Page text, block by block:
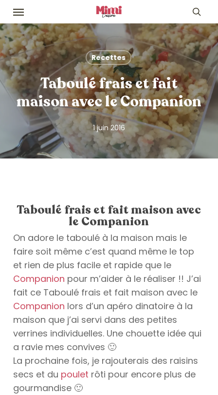
Skip
main
content
Menu
Recettes
Taboulé frais et fait
maison avec le Companion
1 juin 2016
Taboulé frais et fait maison avec
le Companion
On adore le taboulé à la maison mais le
faire soit même c’est quand même le top
et rien de plus facile et rapide que le
Companion pour m’aider à le réaliser !! J’ai
fait ce Taboulé frais et fait maison avec le
Companion lors d’un apéro dinatoire à la
maison que j’ai servi dans des petites
verrines individuelles. Une chouette idée qui
a ravie mes convives 🙂
La prochaine fois, je rajouterais des raisins
secs et du poulet rôti pour encore plus de
gourmandise 🙂